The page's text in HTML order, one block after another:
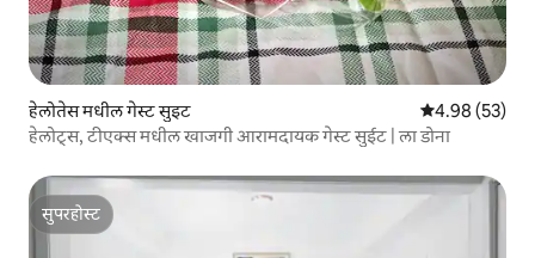
हेलोतेस मधील गेस्ट सुइट 5 पैकी 4.98
4.98 (53)
हेलोट्स, टीएक्स मधील खाजगी आरामदायक गेस्ट सुईट | ला डोना
सुपरहोस्ट
सुपरहोस्ट